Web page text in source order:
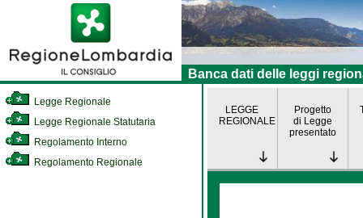
Banca dati delle leggi
Legge Regionale
Legge Regionale Statutaria
Regolamento Interno
Regolamento Regionale
LEGGE
REGIONALE
Progetto
di Legge
presentato